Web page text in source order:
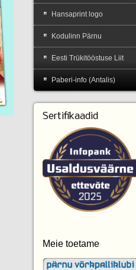
Hansaprint logo
Kodulinn Pärnu
Eesti Trükitööstuse Liit
Paberi-info (Antalis)
Sertifikaadid
Meie toetame